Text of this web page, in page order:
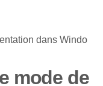
mode de